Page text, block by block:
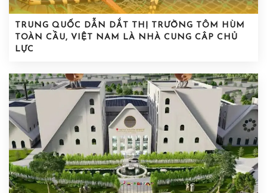
TRUNG QUỐC DẪN DẮT THỊ TRƯỜNG TÔM HÙM
TOÀN CẦU, VIỆT NAM LÀ NHÀ CUNG CÂP CHỦ
LỰC